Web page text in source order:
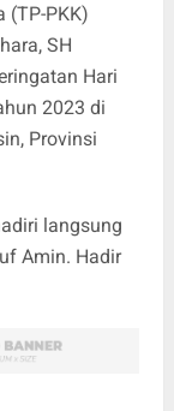
(TP-PKK)
SH
Hari
2023 di
Provinsi
langsung
Amin. Hadir